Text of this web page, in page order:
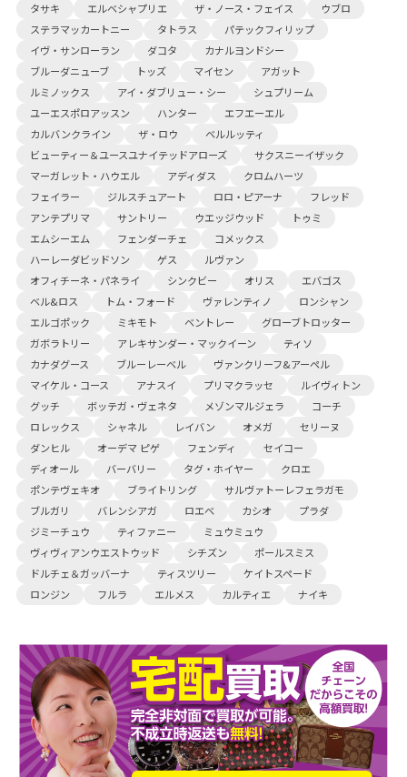
タサキ
エルベシャプリエ ザ・ノース・フェイス
ウブロ
ステラマッカートニー
タトラス
パテックフィリップ
イヴ・サンローラン
ダコタ
カナルヨンドシー
ブルーダニューブ
トッズ マイセン
アガット
ルミノックス
アイ・ダブリュー・シー
シュプリーム
ユーエスポロアッスン
ハンター
エフエーエル
カルバンクライン
ザ・ロウ
ベルルッティ
ビューティー＆ユースユナイテッドアローズ
サクスニーイザック
マーガレット・ハウエル
アディダス
クロムハーツ
フェイラー
ジルスチュアート ロロ・ピアーナ
フレッド
アンテプリマ
サントリー ウエッジウッド
トゥミ
エムシーエム
フェンダーチェ
コメックス
ハーレーダビッドソン
ゲス
ルヴァン
オフィチーネ・パネライ
シンクビー オリス
エバゴス
ベル&ロス
トム・フォード ヴァレンティノ
ロンシャン
エルゴポック
ミキモト ベントレー
グローブトロッター
ガボラトリー
アレキサンダー・マックイーン
ティソ
カナダグース
ブルーレーベル
ヴァンクリーフ&アーペル
マイケル・コース
アナスイ プリマクラッセ
ルイヴィトン
グッチ
ボッテガ・ヴェネタ メゾンマルジェラ
コーチ
ロレックス
シャネル レイバン オメガ
セリーヌ
ダンヒル
オーデマ ピゲ フェンディ
セイコー
ディオール
バーバリー タグ・ホイヤー
クロエ
ポンテヴェキオ
ブライトリング
サルヴァトーレフェラガモ
ブルガリ
バレンシアガ ロエベ カシオ
プラダ
ジミーチュウ
ティファニー
ミュウミュウ
ヴィヴィアンウエストウッド
シチズン
ポールスミス
ドルチェ＆ガッバーナ
ティスツリー
ケイトスペード
ロンジン
フルラ エルメス カルティエ ナイキ